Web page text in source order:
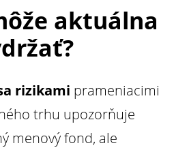
aktuálna
rizikami prameniacimi
trhu upozorňuje
menový fond, ale